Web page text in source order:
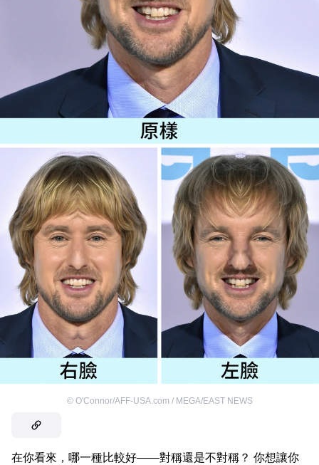
© O'Connor/AFF-USA.com / MEGA/EAST NEWS
在你看來，哪一種比較好——對稱還是不對稱？ 你想讓你